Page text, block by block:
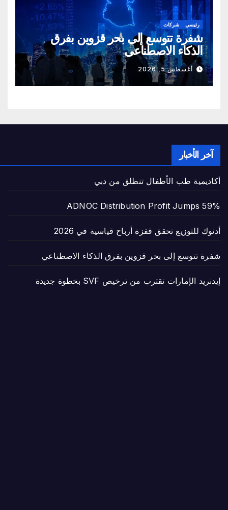
رئيسي شركات
شفرة تتوسع إلى بحر قزوين بفرق
الذكاء الاصطناعي
أغسطس 5, 2026
آخر الأخبار
أكاديمية طب الأطفال تنطلق من دبي
ADNOC Distribution Profit Jumps 59%
أدنوك للتوزيع تحقق قفزة أرباح قياسية في 2026
شفرة تتوسع إلى بحر قزوين بفرق الذكاء الاصطناعي
إيدنريد الإمارات تقترب من ترخيص SVF بخطوة جديدة